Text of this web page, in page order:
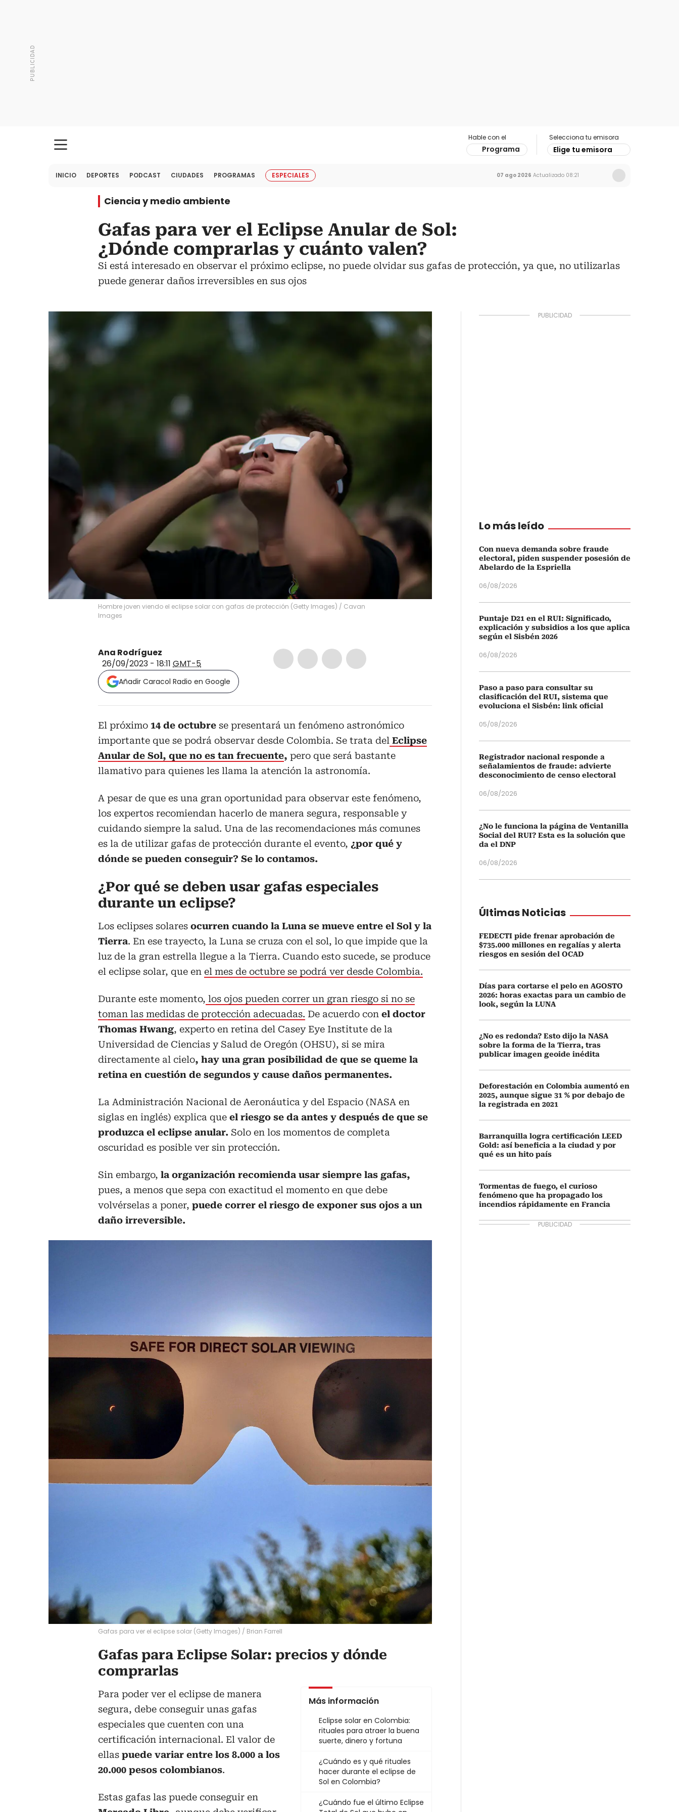
Hable con el
Programa
Selecciona tu emisora
Elige tu emisora
INICIO DEPORTES PODCAST CIUDADES PROGRAMAS ESPECIALES 07 ago 2026 Actualizado 08:21
Ciencia y medio ambiente
Gafas para ver el Eclipse Anular de Sol:
¿Dónde comprarlas y cuánto valen?
Si está interesado en observar el próximo eclipse, no puede olvidar sus gafas de protección, ya que, no utilizarlas
puede generar daños irreversibles en sus ojos
Hombre joven viendo el eclipse solar con gafas de protección (Getty Images) / Cavan
Images
Ana Rodríguez
26/09/2023 - 18:11 GMT-5
Añadir Caracol Radio en Google
El próximo 14 de octubre se presentará un fenómeno astronómico
importante que se podrá observar desde Colombia. Se trata del Eclipse
Anular de Sol, que no es tan frecuente, pero que será bastante
llamativo para quienes les llama la atención la astronomía.
A pesar de que es una gran oportunidad para observar este fenómeno,
los expertos recomiendan hacerlo de manera segura, responsable y
cuidando siempre la salud. Una de las recomendaciones más comunes
es la de utilizar gafas de protección durante el evento, ¿por qué y
dónde se pueden conseguir? Se lo contamos.
¿Por qué se deben usar gafas especiales
durante un eclipse?
Los eclipses solares ocurren cuando la Luna se mueve entre el Sol y la
Tierra. En ese trayecto, la Luna se cruza con el sol, lo que impide que la
luz de la gran estrella llegue a la Tierra. Cuando esto sucede, se produce
el eclipse solar, que en el mes de octubre se podrá ver desde Colombia.
Durante este momento, los ojos pueden correr un gran riesgo si no se
toman las medidas de protección adecuadas. De acuerdo con el doctor
Thomas Hwang, experto en retina del Casey Eye Institute de la
Universidad de Ciencias y Salud de Oregón (OHSU), si se mira
directamente al cielo, hay una gran posibilidad de que se queme la
retina en cuestión de segundos y cause daños permanentes.
La Administración Nacional de Aeronáutica y del Espacio (NASA en
siglas en inglés) explica que el riesgo se da antes y después de que se
produzca el eclipse anular. Solo en los momentos de completa
oscuridad es posible ver sin protección.
Sin embargo, la organización recomienda usar siempre las gafas,
pues, a menos que sepa con exactitud el momento en que debe
volvérselas a poner, puede correr el riesgo de exponer sus ojos a un
daño irreversible.
Gafas para ver el eclipse solar (Getty Images) / Brian Farrell
Gafas para Eclipse Solar: precios y dónde
comprarlas
Más información
Eclipse solar en Colombia:
rituales para atraer la buena
suerte, dinero y fortuna
¿Cuándo es y qué rituales
hacer durante el eclipse de
Sol en Colombia?
¿Cuándo fue el último Eclipse
Para poder ver el eclipse de manera
segura, debe conseguir unas gafas
especiales que cuenten con una
certificación internacional. El valor de
ellas puede variar entre los 8.000 a los
20.000 pesos colombianos.
Estas gafas las puede conseguir en
Lo más leído
Con nueva demanda sobre fraude
electoral, piden suspender posesión de
Abelardo de la Espriella
06/08/2026
Puntaje D21 en el RUI: Significado,
explicación y subsidios a los que aplica
según el Sisbén 2026
06/08/2026
Paso a paso para consultar su
clasificación del RUI, sistema que
evoluciona el Sisbén: link oficial
05/08/2026
Registrador nacional responde a
señalamientos de fraude: advierte
desconocimiento de censo electoral
06/08/2026
¿No le funciona la página de Ventanilla
Social del RUI? Esta es la solución que
da el DNP
06/08/2026
Últimas Noticias
FEDECTI pide frenar aprobación de
$735.000 millones en regalías y alerta
riesgos en sesión del OCAD
Días para cortarse el pelo en AGOSTO
2026: horas exactas para un cambio de
look, según la LUNA
¿No es redonda? Esto dijo la NASA
sobre la forma de la Tierra, tras
publicar imagen geoide inédita
Deforestación en Colombia aumentó en
2025, aunque sigue 31 % por debajo de
la registrada en 2021
Barranquilla logra certificación LEED
Gold: así beneficia a la ciudad y por
qué es un hito país
Tormentas de fuego, el curioso
fenómeno que ha propagado los
incendios rápidamente en Francia